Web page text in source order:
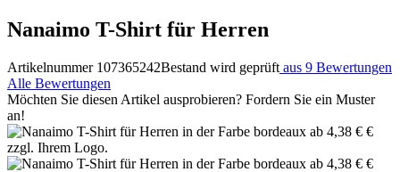
Nanaimo T-Shirt für Herren
Artikelnummer 107365242Bestand wird geprüft aus 9 Bewertungen
Alle Bewertungen
Möchten Sie diesen Artikel ausprobieren? Fordern Sie ein Muster
an!